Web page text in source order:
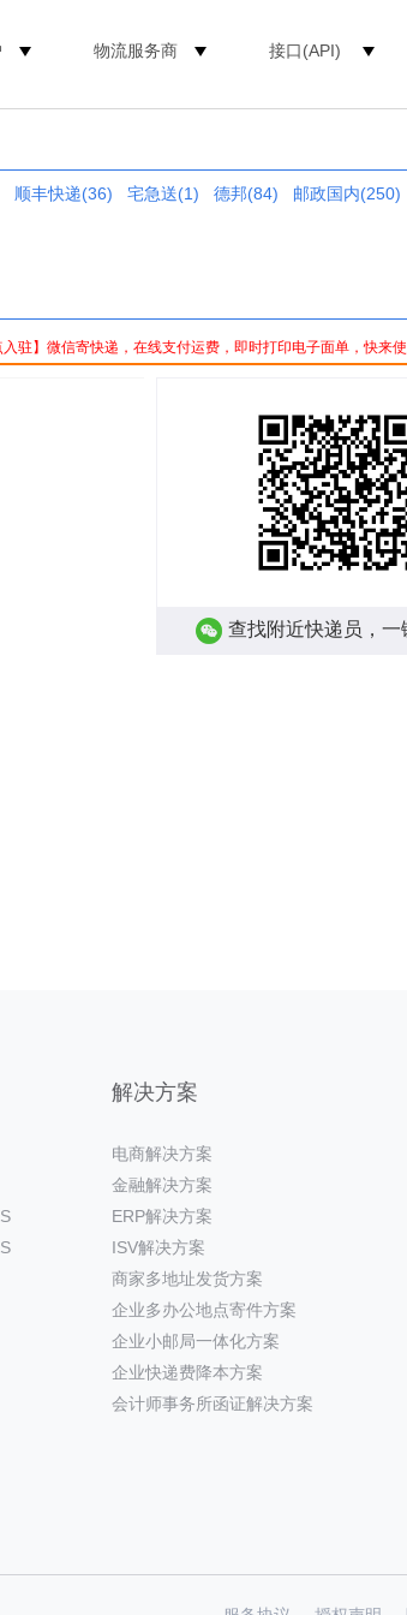
物流服务商 接口(API)
顺丰快递(36) 宅急送(1) 德邦(84)
邮政国内(250)
入驻】微信寄快递，在线支付运费，即时打印电子面单，快来
查找附近快递员，一
解决方案
电商解决方案
金融解决方案
ERP解决方案
ISV解决方案
商家多地址发货方案
企业多办公地点寄件方案
企业小邮局一体化方案
企业快递费降本方案
会计师事务所函证解决方案